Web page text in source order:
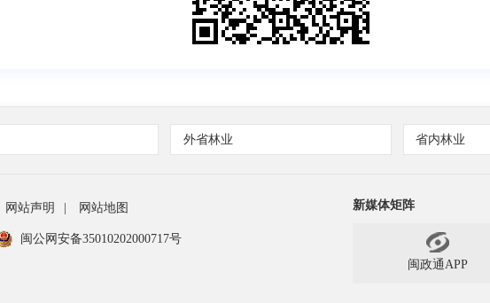
外省林业 省内林业
网站声明 网站地图
闽公网安备35010202000717号
新媒体矩阵
闽政通APP